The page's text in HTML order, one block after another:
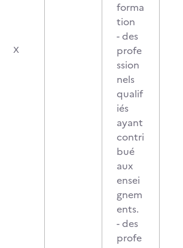
X
forma
tion
- des
profe
ssion
nels
qualif
iés
ayant
contri
bué
aux
ensei
gnem
ents.
- des
profe